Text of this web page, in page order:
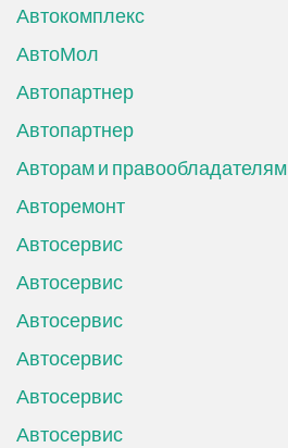
Автокомплекс
АвтоМол
Автопартнер
Автопартнер
Авторам и правообладателям
Авторемонт
Автосервис
Автосервис
Автосервис
Автосервис
Автосервис
Автосервис